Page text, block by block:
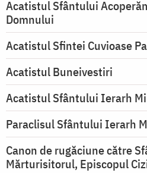
Acatistul Sfântului
Domnului
Acatistul Sfintei Cuvioase
Acatistul Buneivestiri
Acatistul Sfântului Ierarh
Paraclisul Sfântului Ierarh
Canon de rugăciune către
Mărturisitorul, Episcopul